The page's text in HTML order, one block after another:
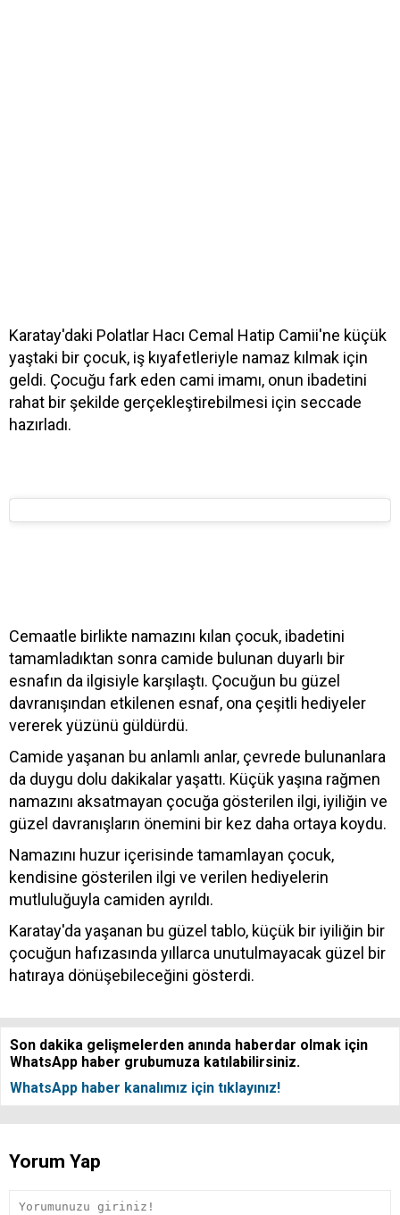
Karatay'daki Polatlar Hacı Cemal Hatip Camii'ne küçük
yaştaki bir çocuk, iş kıyafetleriyle namaz kılmak için
geldi. Çocuğu fark eden cami imamı, onun ibadetini
rahat bir şekilde gerçekleştirebilmesi için seccade
hazırladı.
Cemaatle birlikte namazını kılan çocuk, ibadetini
tamamladıktan sonra camide bulunan duyarlı bir
esnafın da ilgisiyle karşılaştı. Çocuğun bu güzel
davranışından etkilenen esnaf, ona çeşitli hediyeler
vererek yüzünü güldürdü.
Camide yaşanan bu anlamlı anlar, çevrede bulunanlara
da duygu dolu dakikalar yaşattı. Küçük yaşına rağmen
namazını aksatmayan çocuğa gösterilen ilgi, iyiliğin ve
güzel davranışların önemini bir kez daha ortaya koydu.
Namazını huzur içerisinde tamamlayan çocuk,
kendisine gösterilen ilgi ve verilen hediyelerin
mutluluğuyla camiden ayrıldı.
Karatay'da yaşanan bu güzel tablo, küçük bir iyiliğin bir
çocuğun hafızasında yıllarca unutulmayacak güzel bir
hatıraya dönüşebileceğini gösterdi.
Son dakika gelişmelerden anında haberdar olmak için
WhatsApp haber grubumuza katılabilirsiniz.
WhatsApp haber kanalımız için tıklayınız!
Yorum Yap